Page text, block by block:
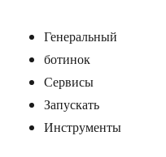
Генеральный
ботинок
Сервисы
Запускать
Инструменты